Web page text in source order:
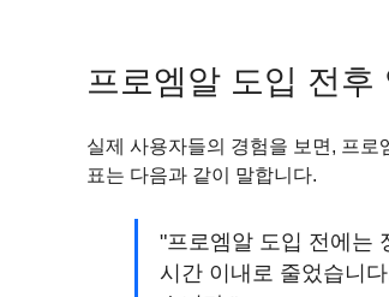
프로엠알 도입 전후
실제 사용자들의 경험을 보면, 프로
표는 다음과 같이 말합니다.
"프로엠알 도입 전에는
시간 이내로 줄었습니